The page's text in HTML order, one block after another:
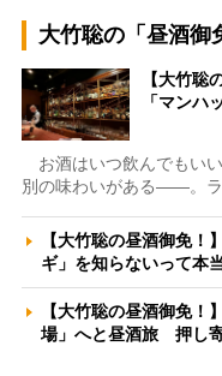
大竹聡の「昼酒御
【大竹聡
「マン
お酒はいつ飲んでもい
別の味わいがある――。
【大竹聡の昼酒御免！
ギ」を知らないって
【大竹聡の昼酒御免！
場」へと昼酒旅 押し